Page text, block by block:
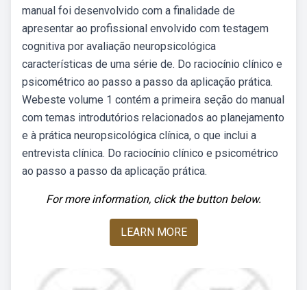
manual foi desenvolvido com a finalidade de
apresentar ao profissional envolvido com testagem
cognitiva por avaliação neuropsicológica
características de uma série de. Do raciocínio clínico e
psicométrico ao passo a passo da aplicação prática.
Webeste volume 1 contém a primeira seção do manual
com temas introdutórios relacionados ao planejamento
e à prática neuropsicológica clínica, o que inclui a
entrevista clínica. Do raciocínio clínico e psicométrico
ao passo a passo da aplicação prática.
For more information, click the button below.
LEARN MORE